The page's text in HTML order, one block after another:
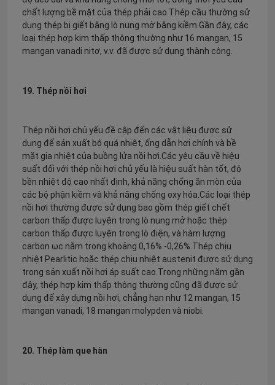
chất lượng bề mặt của thép phải cao.Thép cầu thường sử
dụng thép bị giết bằng lò nung mở bằng kiềm.Gần đây, các
loại thép hợp kim thấp thông thường như 16 mangan, 15
mangan vanadi nitơ, v.v. đã được sử dụng thành công.
19. Thép nồi hơi
Thép nồi hơi chủ yếu đề cập đến các vật liệu được sử
dụng để sản xuất bộ quá nhiệt, ống dẫn hơi chính và bề
mặt gia nhiệt của buồng lửa nồi hơi.Các yêu cầu về hiệu
suất đối với thép nồi hơi chủ yếu là hiệu suất hàn tốt, độ
bền nhiệt độ cao nhất định, khả năng chống ăn mòn của
các bộ phận kiềm và khả năng chống oxy hóa.Các loại thép
nồi hơi thường được sử dụng bao gồm thép giết chết
carbon thấp được luyện trong lò nung mở hoặc thép
carbon thấp được luyện trong lò điện, và hàm lượng
carbon ωc nằm trong khoảng 0,16% -0,26%.Thép chịu
nhiệt Pearlitic hoặc thép chịu nhiệt austenit được sử dụng
trong sản xuất nồi hơi áp suất cao.Trong những năm gần
đây, thép hợp kim thấp thông thường cũng đã được sử
dụng để xây dựng nồi hơi, chẳng hạn như 12 mangan, 15
mangan vanadi, 18 mangan molypden và niobi.
20. Thép làm que hàn